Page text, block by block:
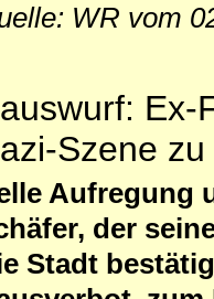
WR vom
Ex-
Szene zu
Aufregung
der
Stadt